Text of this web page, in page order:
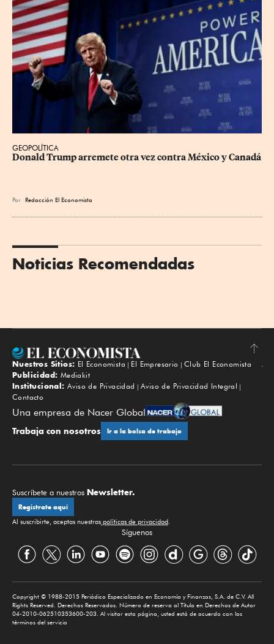
GEOPOLÍTICA
Donald Trump arremete otra vez contra México y Canadá
Por Redacción El Economista
Noticias Recomendadas
Subir
Nuestros Sitios: El Economista El Empresario
Club El Economista
Publicidad: Mediakit
Institucional: Aviso de Privacidad
Aviso de Privacidad Integral
Contacto
Una empresa de Nacer Global
Trabaja con nosotros Ir a la bolsa de trabajo
Suscríbete a nuestros Newsletter.
Regístrate aquí
Al suscribirte, aceptas nuestras políticas de privacidad.
Síguenos
Copyright © 1988-2015 Periódico Especializado en Economía y Finanzas, S.A. de C.V. All
Rights Reserved. Derechos Reservados. Número de reserva al Título en Derechos de Autor
04-2010-062510353600-203. Al visitar esta página, usted está de acuerdo con los
términos del servicio